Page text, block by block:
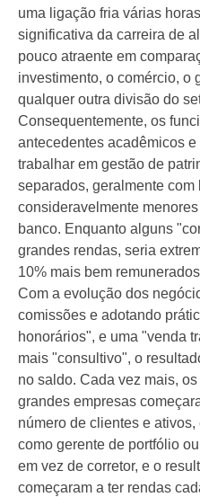
uma ligação fria várias
significativa da carreira de
pouco atraente em
investimento, o comércio, o
qualquer outra divisão do
Consequentemente, os
antecedentes acadêmicos
trabalhar em gestão de
separados, geralmente
consideravelmente
banco. Enquanto alguns
grandes rendas, seria
10% mais bem
Com a evolução dos
comissões e adotando
honorários", e uma "venda
mais "consultivo", o
no saldo. Cada vez mais,
grandes empresas
número de clientes e
como gerente de portfólio
em vez de corretor, e o
começaram a ter rendas